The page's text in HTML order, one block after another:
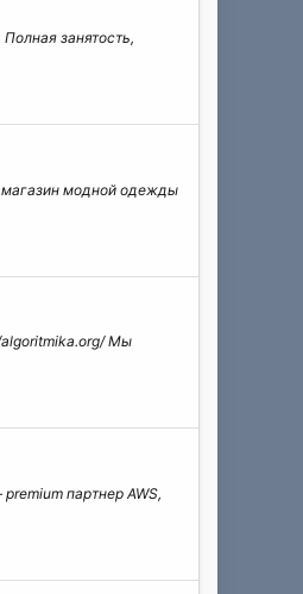
занятость,
магазин модной одежды
algoritmika.org/ Мы
партнер AWS,